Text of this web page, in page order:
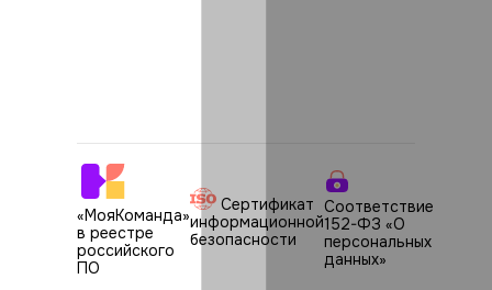
«МояКоманда»
в реестре
российского
ПО
Сертификат
информационной
безопасности
Соответствие
152-ФЗ «О
персональных
данных»